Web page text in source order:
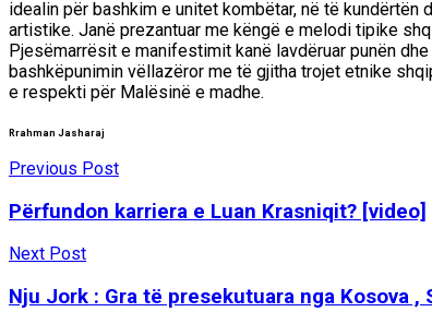
idealin për bashkim e unitet kombëtar, në të
artistike. Janë prezantuar me këngë e melodi tipike
Pjesëmarrësit e manifestimit kanë lavdëruar punën
bashkëpunimin vëllazëror me të gjitha trojet etnike
e respekti për Malësinë e madhe.
Rrahman Jasharaj
Previous Post
Përfundon karriera e Luan Krasniqit? [video]
Next Post
Nju Jork : Gra të presekutuara nga Kosova